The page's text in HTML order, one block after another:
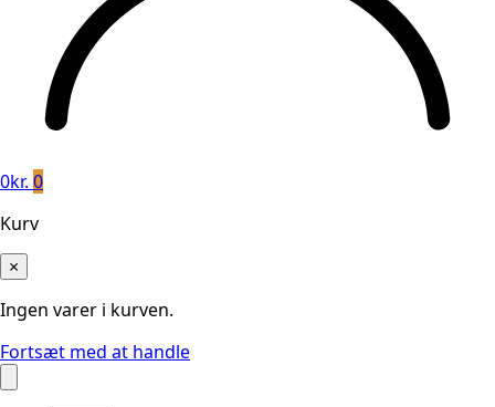
0kr. 0
Kurv
×
Ingen varer i kurven.
Fortsæt med at handle